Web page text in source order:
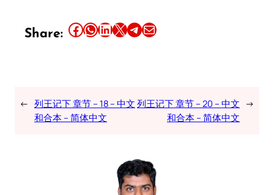
Share: Share this article on Facebook Share this article on WhatsApp Share this article on LinkedIn Share this article on X Share this article on TelegramEmail this Article
← 列王记下 章节 – 18 – 中文
和合本 – 简体中文
列王记下 章节 – 20 – 中文
和合本 – 简体中文
→